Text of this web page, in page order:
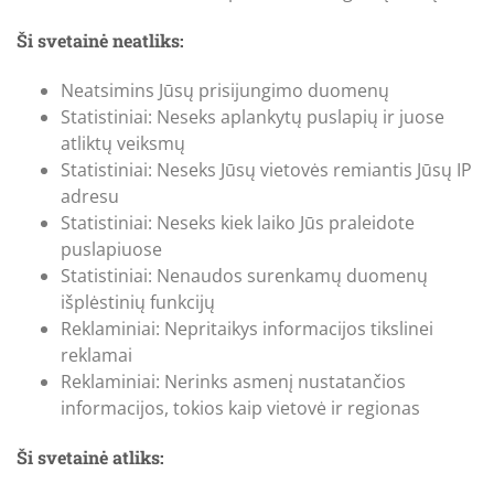
Ši svetainė neatliks:
Neatsimins Jūsų prisijungimo duomenų
Statistiniai: Neseks aplankytų puslapių ir juose
atliktų veiksmų
Statistiniai: Neseks Jūsų vietovės remiantis Jūsų IP
adresu
Statistiniai: Neseks kiek laiko Jūs praleidote
puslapiuose
Statistiniai: Nenaudos surenkamų duomenų
išplėstinių funkcijų
Reklaminiai: Nepritaikys informacijos tikslinei
reklamai
Reklaminiai: Nerinks asmenį nustatančios
informacijos, tokios kaip vietovė ir regionas
Ši svetainė atliks: